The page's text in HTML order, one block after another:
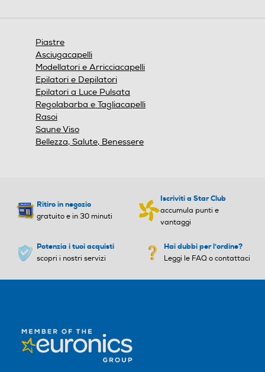
Piastre
Asciugacapelli
Modellatori e Arricciacapelli
Epilatori e Depilatori
Epilatori a Luce Pulsata
Regolabarba e Tagliacapelli
Rasoi
Saune Viso
Bellezza, Salute, Benessere
Ritiro in negozio
gratuito e in 30 minuti
Iscriviti a Star Club
accumula punti e
vantaggi
Potenzia i tuoi acquisti
scopri i nostri servizi
Hai dubbi per l'ordine?
Leggi le FAQ o contattaci